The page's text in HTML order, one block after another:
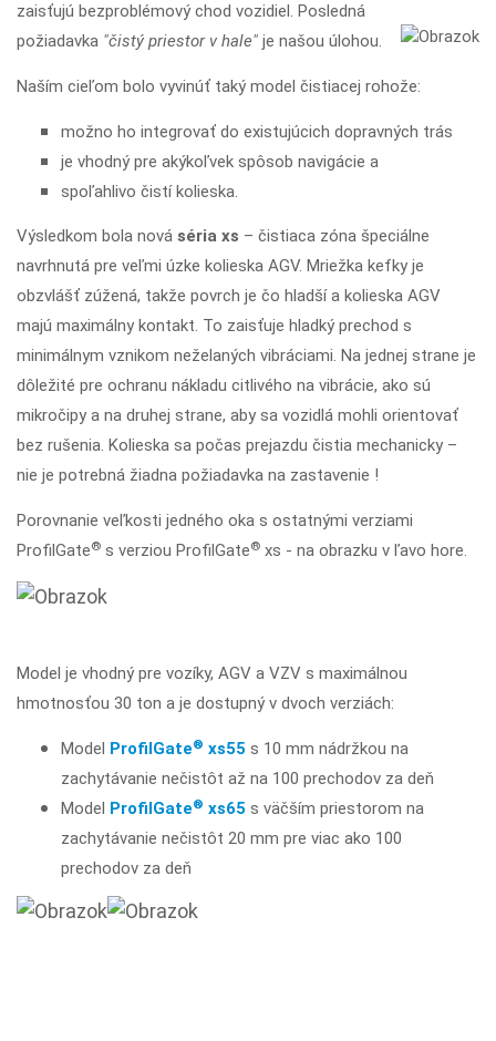
zaisťujú bezproblémový chod vozidiel. Posledná
požiadavka "čistý priestor v hale" je našou úlohou.
Naším cieľom bolo vyvinúť taký model čistiacej rohože:
možno ho integrovať do existujúcich dopravných trás
je vhodný pre akýkoľvek spôsob navigácie a
spoľahlivo čistí kolieska.
Výsledkom bola nová séria xs – čistiaca zóna špeciálne
navrhnutá pre veľmi úzke kolieska AGV. Mriežka kefky je
obzvlášť zúžená, takže povrch je čo hladší a kolieska AGV
majú maximálny kontakt. To zaisťuje hladký prechod s
minimálnym vznikom neželaných vibráciami. Na jednej strane je
dôležité pre ochranu nákladu citlivého na vibrácie, ako sú
mikročipy a na druhej strane, aby sa vozidlá mohli orientovať
bez rušenia. Kolieska sa počas prejazdu čistia mechanicky –
nie je potrebná žiadna požiadavka na zastavenie !
Porovnanie veľkosti jedného oka s ostatnými verziami
ProfilGate® s verziou ProfilGate® xs - na obrazku v ľavo hore.
Model je vhodný pre vozíky, AGV a VZV s maximálnou
hmotnosťou 30 ton a je dostupný v dvoch verziách:
Model ProfilGate® xs55 s 10 mm nádržkou na
zachytávanie nečistôt až na 100 prechodov za deň
Model ProfilGate® xs65 s väčším priestorom na
zachytávanie nečistôt 20 mm pre viac ako 100
prechodov za deň